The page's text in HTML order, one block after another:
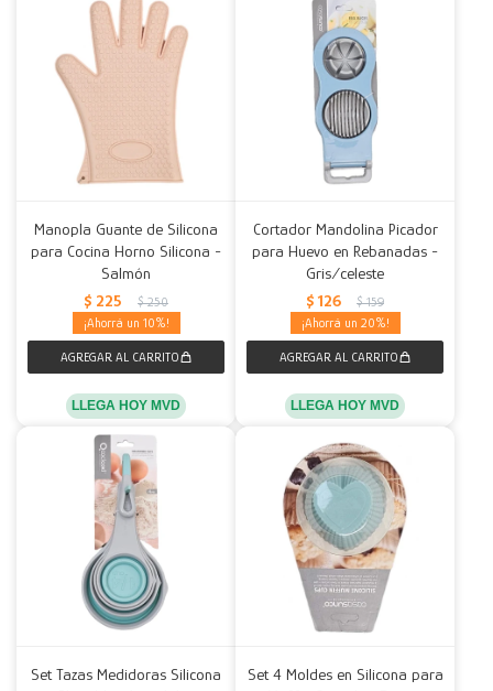
Manopla Guante de Silicona
para Cocina Horno Silicona -
Salmón
$ 225 $ 250
10
LLEGA HOY MVD
Cortador Mandolina Picador
para Huevo en Rebanadas -
Gris/celeste
$ 126 $ 159
20
LLEGA HOY MVD
Set Tazas Medidoras Silicona
Set 4 Moldes en Silicona para